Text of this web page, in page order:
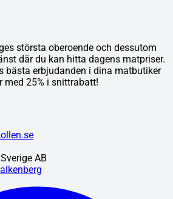
största oberoende och dessutom
där du kan hitta dagens matpriser.
bästa erbjudanden i dina matbutiker
med 25% i snittrabatt!
AB